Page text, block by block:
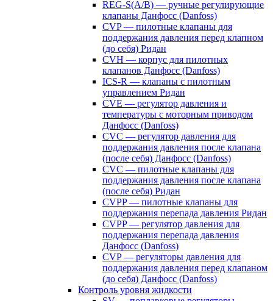
REG-S(A/B) — ручные регулирующие
клапаны Данфосс (Danfoss)
CVP — пилотные клапаны для
поддержания давления перед клапном
(до себя) Ридан
CVH — корпус для пилотных
клапанов Данфосс (Danfoss)
ICS-R — клапаны с пилотным
управлением Ридан
CVE — регулятор давления и
температуры с моторным приводом
Данфосс (Danfoss)
CVС — регулятор давления для
поддержания давления после клапана
(после себя) Данфосс (Danfoss)
CVС — пилотные клапаны для
поддержания давления после клапана
(после себя) Ридан
CVPP — пилотные клапаны для
поддержания перепада давления Ридан
CVPP — регулятор давления для
поддержания перепада давления
Данфосс (Danfoss)
CVP — регуляторы давления для
поддержания давления перед клапаном
(до себя) Данфосс (Danfoss)
Контроль уровня жидкости